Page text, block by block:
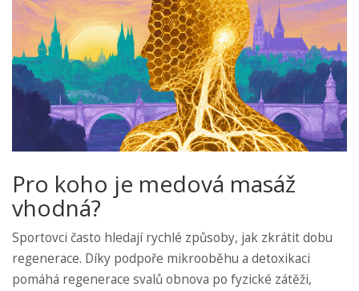
Pro koho je medová masáž
vhodná?
Sportovci často hledají rychlé způsoby, jak zkrátit dobu
regenerace. Díky podpoře mikrooběhu a detoxikaci
pomáhá regenerace svalů obnova po fyzické zátěži,